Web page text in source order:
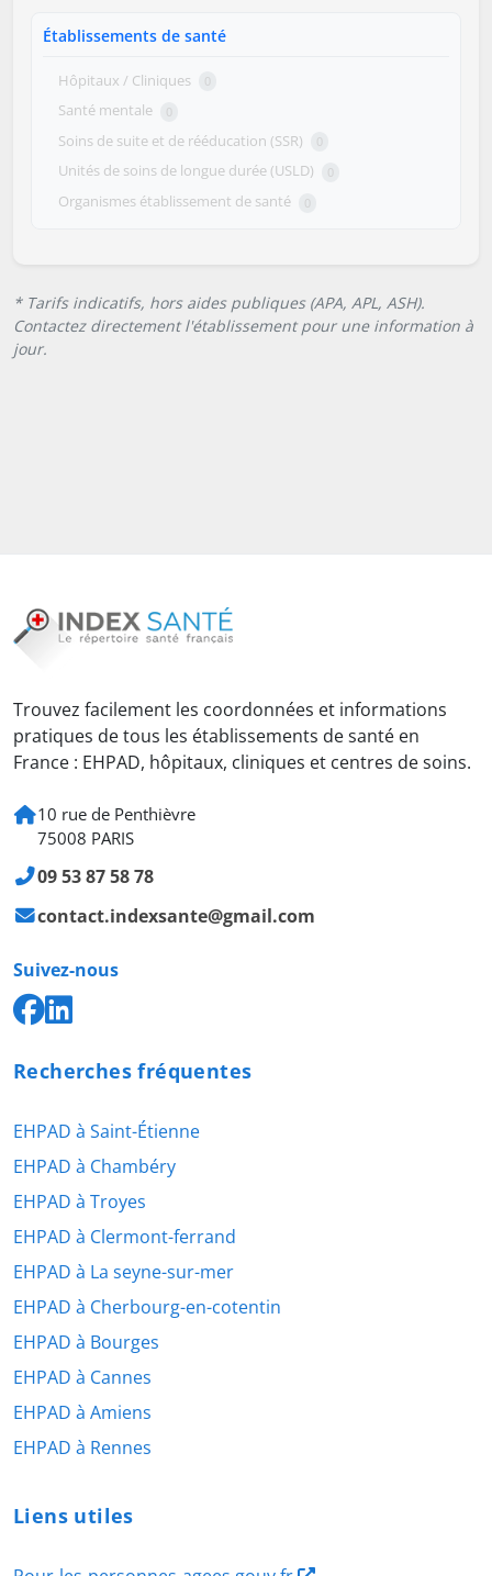
Établissements de santé
Hôpitaux / Cliniques 0
Santé mentale 0
Soins de suite et de rééducation (SSR) 0
Unités de soins de longue durée (USLD) 0
Organismes établissement de santé 0
* Tarifs indicatifs, hors aides publiques (APA, APL, ASH).
Contactez directement l'établissement pour une information à
jour.
Trouvez facilement les coordonnées et informations
pratiques de tous les établissements de santé en
France : EHPAD, hôpitaux, cliniques et centres de soins.
10 rue de Penthièvre
75008 PARIS
09 53 87 58 78
contact.indexsante@gmail.com
Suivez-nous
Recherches fréquentes
EHPAD à Saint-Étienne
EHPAD à Chambéry
EHPAD à Troyes
EHPAD à Clermont-ferrand
EHPAD à La seyne-sur-mer
EHPAD à Cherbourg-en-cotentin
EHPAD à Bourges
EHPAD à Cannes
EHPAD à Amiens
EHPAD à Rennes
Liens utiles